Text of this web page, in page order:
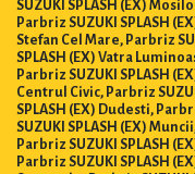
SUZUKI SPLASH (EX)
Parbriz SUZUKI SPLASH
Stefan Cel Mare, Parbriz
SPLASH (EX) Vatra
Parbriz SUZUKI SPLASH
Centrul Civic, Parbriz
SPLASH (EX) Dudesti,
SUZUKI SPLASH (EX)
Parbriz SUZUKI SPLASH
Parbriz SUZUKI SPLASH